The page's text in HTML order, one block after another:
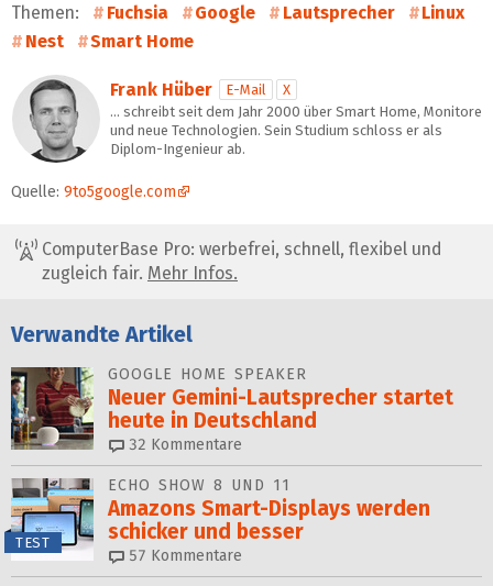
Themen: Fuchsia Google Lautsprecher
Linux
Nest
Smart Home
Frank Hüber E-Mail
X
… schreibt seit dem Jahr 2000 über Smart Home, Monitore
und neue Technologien. Sein Studium schloss er als
Diplom-Ingenieur ab.
Quelle: 9to5google.com
ComputerBase Pro: werbefrei, schnell, flexibel und
zugleich fair. Mehr Infos.
Verwandte Artikel
GOOGLE HOME SPEAKER
Neuer Gemini-Laut­spre­cher startet
heu­te in Deutschland
32 Kommentare
TEST
ECHO SHOW 8 UND 11
Amazons Smart-Displays werden
schicker und besser
57 Kommentare